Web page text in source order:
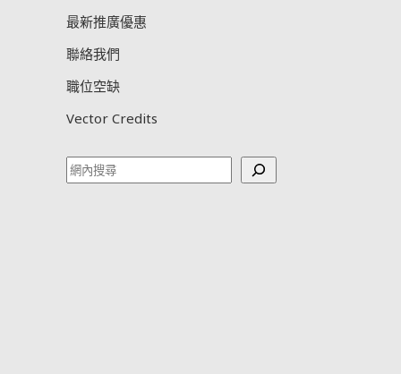
最新推廣優惠
聯絡我們
職位空缺
Vector Credits
Search